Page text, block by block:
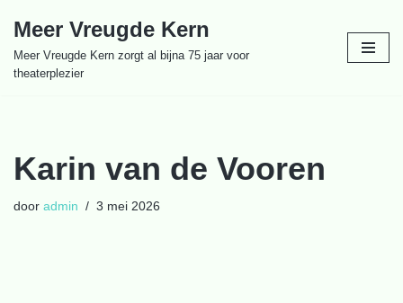
Ga
naar
Meer Vreugde Kern
Meer Vreugde Kern zorgt al bijna 75 jaar voor
theaterplezier
Karin van de Vooren
door admin 3 mei 2026